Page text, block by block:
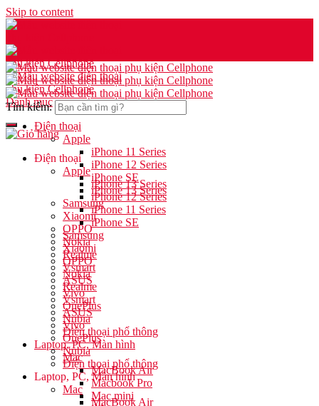
Skip to content
Danh mục
Điện thoại
Apple
iPhone 11 Series
iPhone 12 Series
iPhone SE
iPhone 13 Series
Samsung
Xiaomi
OPPO
Nokia
Realme
Vsmart
ASUS
Vivo
OnePlus
Nubia
Điện thoại phổ thông
Laptop, PC, Màn hình
Mac
MacBook Air
Macbook Pro
Mac mini
Tìm kiếm:
Điện thoại
Apple
iPhone 13 Series
iPhone 12 Series
iPhone 11 Series
iPhone SE
Samsung
Xiaomi
OPPO
Nokia
Realme
Vsmart
ASUS
Vivo
OnePlus
Nubia
Điện thoại phổ thông
Laptop, PC, Màn hình
Mac
MacBook Air